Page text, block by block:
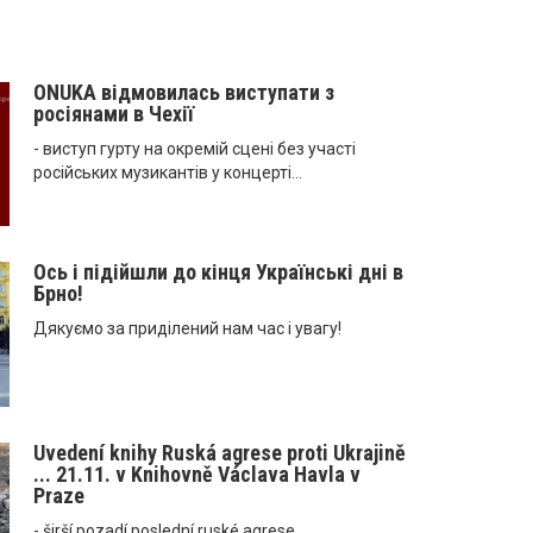
ONUKA відмовилась виступати з
росіянами в Чехії
- виступ гурту на окремій сцені без участі
російських музикантів у концерті...
Ось і підійшли до кінця Українські дні в
Брно!
Дякуємо за приділений нам час і увагу!
Uvedení knihy Ruská agrese proti Ukrajině
... 21.11. v Knihovně Václava Havla v
Praze